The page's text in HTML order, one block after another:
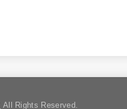
All Rights Reserved.